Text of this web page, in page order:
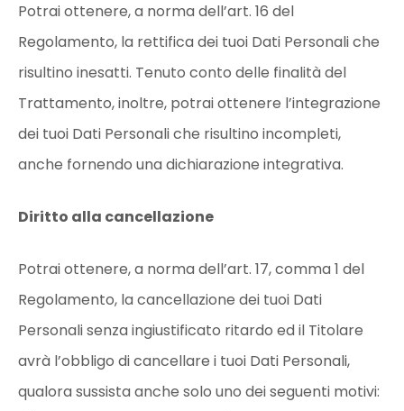
Potrai ottenere, a norma dell’art. 16 del
Regolamento, la rettifica dei tuoi Dati Personali che
risultino inesatti. Tenuto conto delle finalità del
Trattamento, inoltre, potrai ottenere l’integrazione
dei tuoi Dati Personali che risultino incompleti,
anche fornendo una dichiarazione integrativa.
Diritto alla cancellazione
Potrai ottenere, a norma dell’art. 17, comma 1 del
Regolamento, la cancellazione dei tuoi Dati
Personali senza ingiustificato ritardo ed il Titolare
avrà l’obbligo di cancellare i tuoi Dati Personali,
qualora sussista anche solo uno dei seguenti motivi: